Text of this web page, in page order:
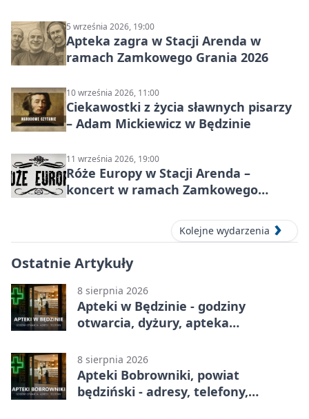
5 września 2026, 19:00
Apteka zagra w Stacji Arenda w
ramach Zamkowego Grania 2026
10 września 2026, 11:00
Ciekawostki z życia sławnych pisarzy
– Adam Mickiewicz w Będzinie
11 września 2026, 19:00
Róże Europy w Stacji Arenda –
koncert w ramach Zamkowego
Kolejne wydarzenia
Ostatnie Artykuły
8 sierpnia 2026
Apteki w Będzinie - godziny
otwarcia, dyżury, apteka
8 sierpnia 2026
Apteki Bobrowniki, powiat
będziński - adresy, telefony,